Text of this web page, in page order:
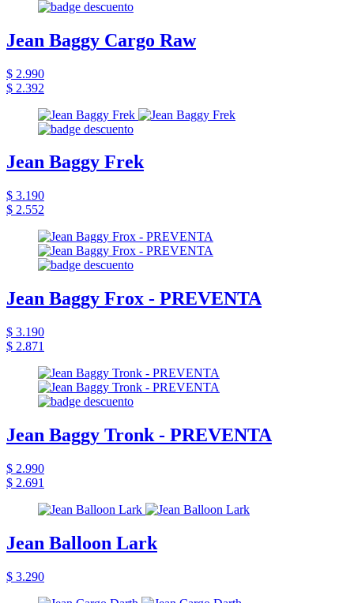
Jean Baggy Cargo Raw
$ 2.990
$ 2.392
Jean Baggy Frek
$ 3.190
$ 2.552
Jean Baggy Frox - PREVENTA
$ 3.190
$ 2.871
Jean Baggy Tronk - PREVENTA
$ 2.990
$ 2.691
Jean Balloon Lark
$ 3.290